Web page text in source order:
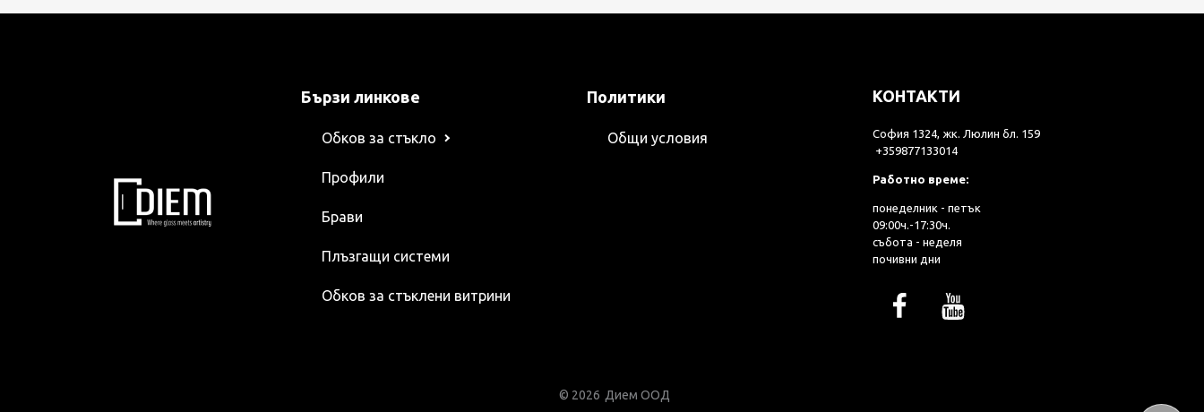
Бързи линкове
Обков за стъкло
Профили
Брави
Плъзгащи системи
Обков за стъклени витрини
Политики
Общи условия
КОНТАКТИ
София 1324, жк. Люлин бл. 159
+359877133014
Работно време:
понеделник - петък
09:00ч.-17:30ч.
събота - неделя
почивни дни
© 2026 Дием ООД